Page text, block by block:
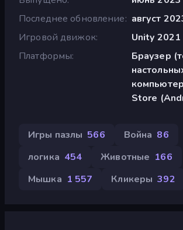
Последнее обновление
август
Игровой движок
Unity 2021
Платформы
Браузер
Store
Игры пазлы 566 Война 86
логика 454 Животные 166
Мышка 1 557 Кликеры 392